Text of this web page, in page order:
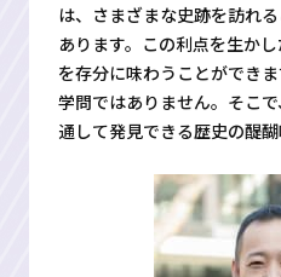
は、さまざまな史跡を訪れ
あります。この利点を生か
を存分に味わうことができ
学問ではありません。そこ
通して発見できる歴史の醍醐